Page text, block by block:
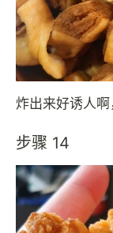
炸出来好诱人啊
步骤 14